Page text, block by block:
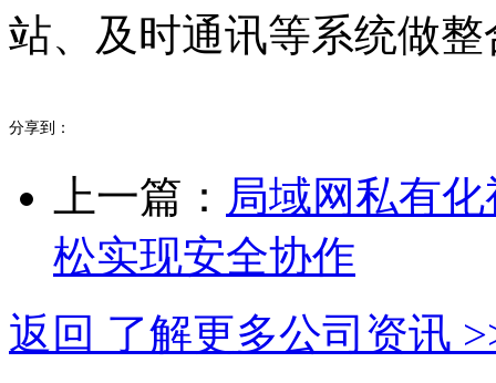
站、及时通讯等系统做整
分享到：
上一篇： 局域网私有
松实现安全协作
返回 了解更多公司资讯